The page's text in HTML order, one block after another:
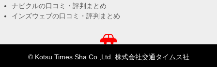
ナビクルの口コミ・評判まとめ
インズウェブの口コミ・評判まとめ
© Kotsu Times Sha Co.,Ltd. 株式会社交通タイムス社